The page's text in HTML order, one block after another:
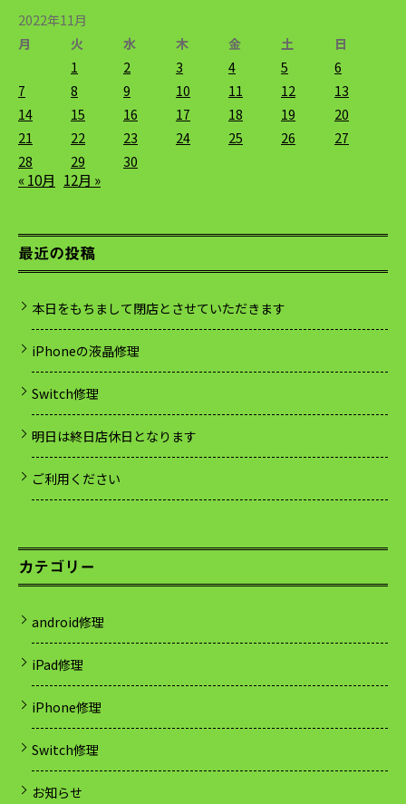
2022年11月
月
火 水 木 金 土
日
1
2 3 4 5
6
7
8 9 10 11 12
13
14
15 16 17 18 19
20
21
22 23 24 25 26
27
28
29 30
« 10月 12月 »
最近の投稿
本日をもちまして閉店とさせていただきます
iPhoneの液晶修理
Switch修理
明日は終日店休日となります
ご利用ください
カテゴリー
android修理
iPad修理
iPhone修理
Switch修理
お知らせ